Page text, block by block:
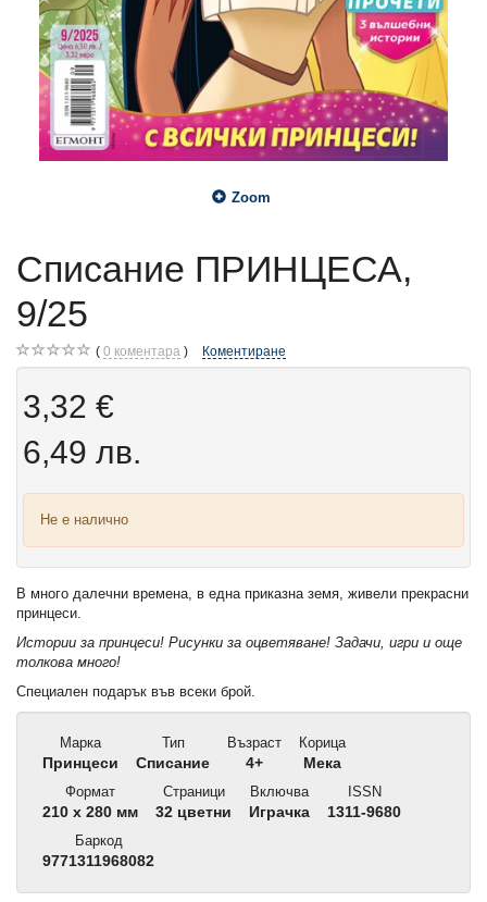
Zoom
Списание ПРИНЦЕСА,
9/25
0 коментара Коментиране
3,32 €
6,49 лв.
Не е налично
В много далечни времена, в една приказна земя, живели прекрасни
принцеси.
Истории за принцеси! Рисунки за оцветяване! Задачи, игри и още
толкова много!
Специален подарък във всеки брой.
Марка
Принцеси
Тип
Списание
Възраст
4+
Корица
Мека
Формат
210 x 280 мм
Страници
32 цветни
Включва
Играчка
ISSN
1311-9680
Баркод
9771311968082